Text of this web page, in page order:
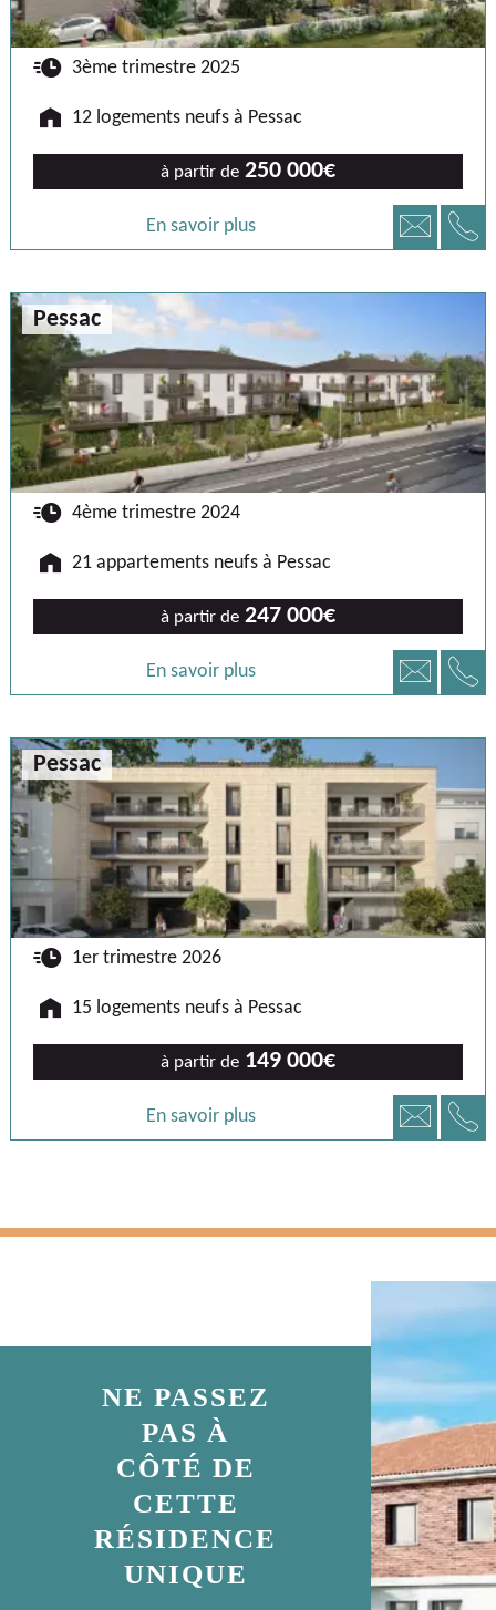
🕐 3ème trimestre 2025
🏠 12 logements neufs à Pessac
à partir de 250 000€
En savoir plus 📧 📞
Pessac
🕐 4ème trimestre 2024
🏠 21 appartements neufs à Pessac
à partir de 247 000€
En savoir plus 📧 📞
Pessac
🕐 1er trimestre 2026
🏠 15 logements neufs à Pessac
à partir de 149 000€
En savoir plus 📧 📞
NE PASSEZ
PAS À
CÔTÉ DE
CETTE
RÉSIDENCE
UNIQUE